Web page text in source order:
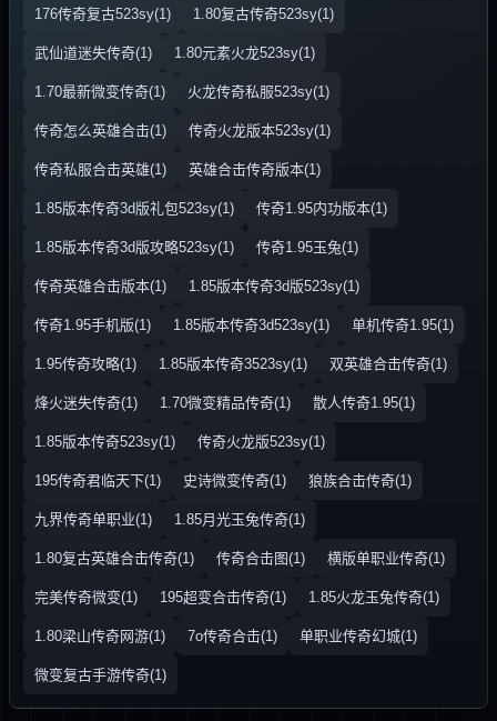
176传奇复古523sy(1) 1.80复古传奇523sy(1)
武仙道迷失传奇(1) 1.80元素火龙523sy(1)
1.70最新微变传奇(1) 火龙传奇私服523sy(1)
传奇怎么英雄合击(1) 传奇火龙版本523sy(1)
传奇私服合击英雄(1) 英雄合击传奇版本(1)
1.85版本传奇3d版礼包523sy(1) 传奇1.95内功版本(1)
1.85版本传奇3d版攻略523sy(1) 传奇1.95玉兔(1)
传奇英雄合击版本(1) 1.85版本传奇3d版523sy(1)
传奇1.95手机版(1) 1.85版本传奇3d523sy(1) 单机传奇1.95(1)
1.95传奇攻略(1) 1.85版本传奇3523sy(1) 双英雄合击传奇(1)
烽火迷失传奇(1) 1.70微变精品传奇(1) 散人传奇1.95(1)
1.85版本传奇523sy(1) 传奇火龙版523sy(1)
195传奇君临天下(1) 史诗微变传奇(1) 狼族合击传奇(1)
九界传奇单职业(1) 1.85月光玉兔传奇(1)
1.80复古英雄合击传奇(1) 传奇合击图(1) 横版单职业传奇(1)
完美传奇微变(1) 195超变合击传奇(1) 1.85火龙玉兔传奇(1)
1.80梁山传奇网游(1) 7o传奇合击(1) 单职业传奇幻城(1)
微变复古手游传奇(1)